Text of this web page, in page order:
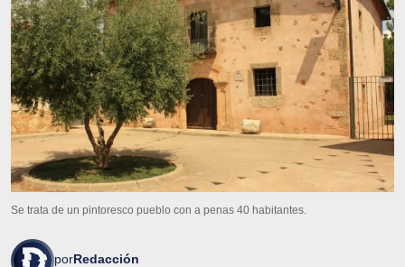
Se trata de un pintoresco pueblo con a penas 40 habitantes.
porRedacción